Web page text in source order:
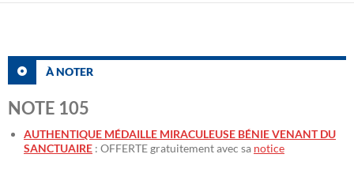
À NOTER
NOTE 105
AUTHENTIQUE MÉDAILLE MIRACULEUSE BÉNIE VENANT DU
SANCTUAIRE : OFFERTE gratuitement avec sa notice